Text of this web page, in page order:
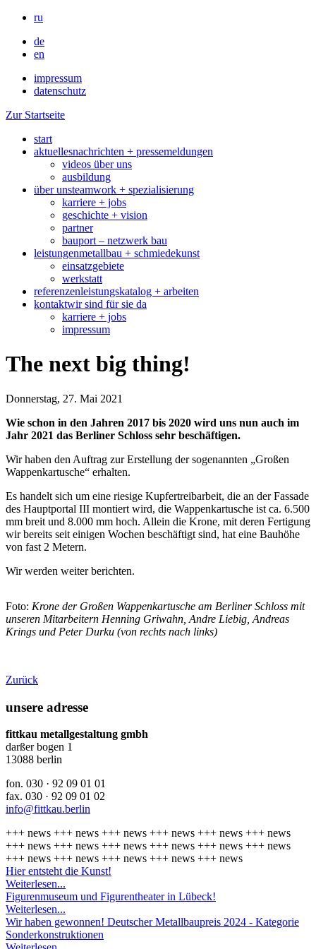
ru
de
en
impressum
datenschutz
Zur Startseite
start
aktuellesnachrichten + pressemeldungen
videos über uns
ausbildung
über unsteamwork + spezialisierung
karriere + jobs
geschichte + vision
partner
bauport – netzwerk bau
leistungenmetallbau + schmiedekunst
einsatzgebiete
werkstatt
referenzenleistungskatalog + arbeiten
kontaktwir sind für sie da
karriere + jobs
impressum
The next big thing!
Donnerstag, 27. Mai 2021
Wie schon in den Jahren 2017 bis 2020 wird uns nun auch im
Jahr 2021 das Berliner Schloss sehr beschäftigen.
Wir haben den Auftrag zur Erstellung der sogenannten „Großen
Wappenkartusche“ erhalten.
Es handelt sich um eine riesige Kupfertreibarbeit, die an der Fassade
des Hauptportal III montiert wird, die Wappenkartusche ist ca. 6.500
mm breit und 8.000 mm hoch. Allein die Krone, mit deren Fertigung
wir bereits seit einigen Wochen beschäftigt sind, hat eine Bauhöhe
von fast 2 Metern.
Wir werden weiter berichten.
Foto: Krone der Großen Wappenkartusche am Berliner Schloss mit
unseren Mitarbeitern Henning Griwahn, Andre Liebig, Andreas
Krings und Peter Durku (von rechts nach links)
Zurück
unsere adresse
fittkau metallgestaltung gmbh
darßer bogen 1
13088 berlin
fon. 030 · 92 09 01 01
fax. 030 · 92 09 01 02
info@fittkau.berlin
+++ news +++ news +++ news +++ news +++ news +++ news
+++ news +++ news +++ news +++ news +++ news +++ news
+++ news +++ news +++ news +++ news +++ news
Hier entsteht die Kunst!
Weiterlesen...
Figurenmuseum und Figurentheater in Lübeck!
Weiterlesen...
Wir haben gewonnen! Deutscher Metallbaupreis 2024 - Kategorie
Sonderkonstruktionen